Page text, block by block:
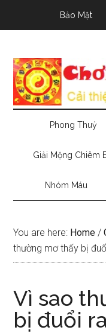
Bảo Mật
Phong Thuỷ
Giải Mộng Chiêm
Nhóm Máu
You are here: Home /
thường mơ thấy bị
Vì sao
bị đuổi